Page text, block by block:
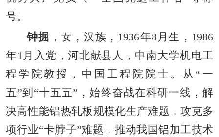
号。
钟掘 ，女，汉族，1936年8月生，1986
年1月入党，河北献县人，中南大学机电工
程学院教授，中国工程院院士。从“一
五”到“十五五”，始终奋战在科研一线，解
决高性能铝热轧板规模化生产难题，攻克多
项行业“卡脖子”难题，推动我国铝加工技术